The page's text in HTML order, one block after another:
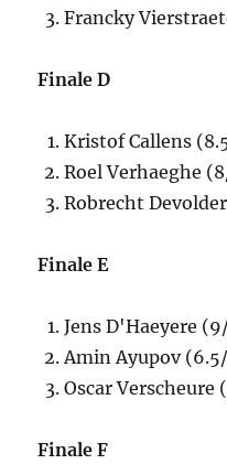
Francky
Finale D
Kristof Callens
Roel Verhaeghe
Robrecht
Finale E
Jens D'Haeyere
Amin Ayupov
Oscar Verscheure
Finale F